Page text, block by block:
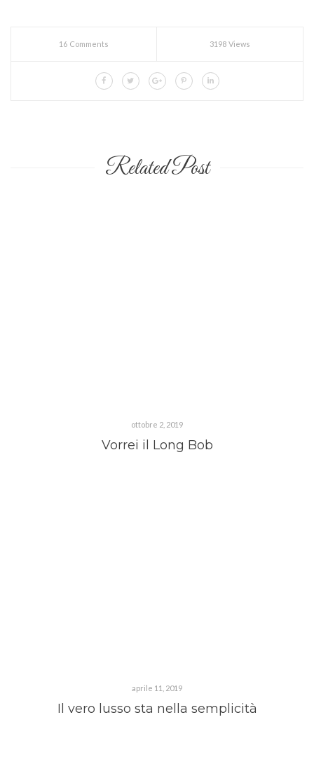
16 Comments 3198 Views
Related Post
ottobre 2, 2019
Vorrei il Long Bob
aprile 11, 2019
Il vero lusso sta nella semplicità